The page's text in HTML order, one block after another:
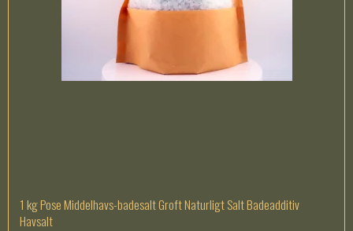
1 kg Pose Middelhavs-badesalt Groft Naturligt Salt Badeadditiv
Havsalt